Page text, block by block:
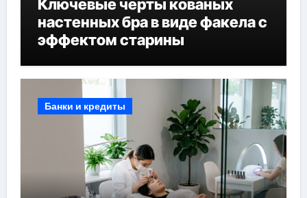
Ключевые черты кованых
настенных бра в виде факела с
эффектом старины
Банки и кредиты